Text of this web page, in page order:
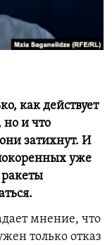
как действует
но и что
затихнут. И
уже
ракеты
мнение, что
только отказ